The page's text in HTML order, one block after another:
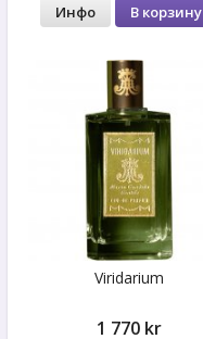
Инфо В корзину
Viridarium
1 770 kr